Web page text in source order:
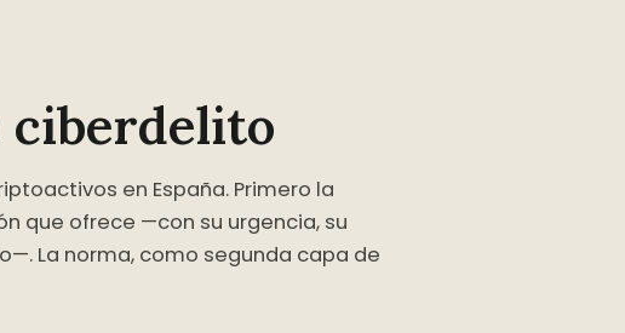
ciberdelito
en España. Primero la
que ofrece —con su urgencia, su
La norma, como segunda capa de